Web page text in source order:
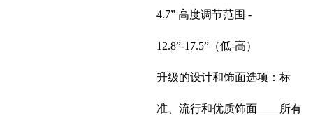
4.7” 高度调节范围 -
12.8”-17.5”（低-高）
升级的设计和饰面选项：标
准、流行和优质饰面——所有